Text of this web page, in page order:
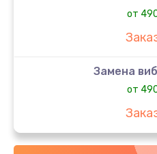
от
Замена
от
Замена